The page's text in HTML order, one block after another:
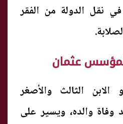
نقل الدولة من الفقر
عثمان
الثالث والأصغر
وفاة والده، ويسير على